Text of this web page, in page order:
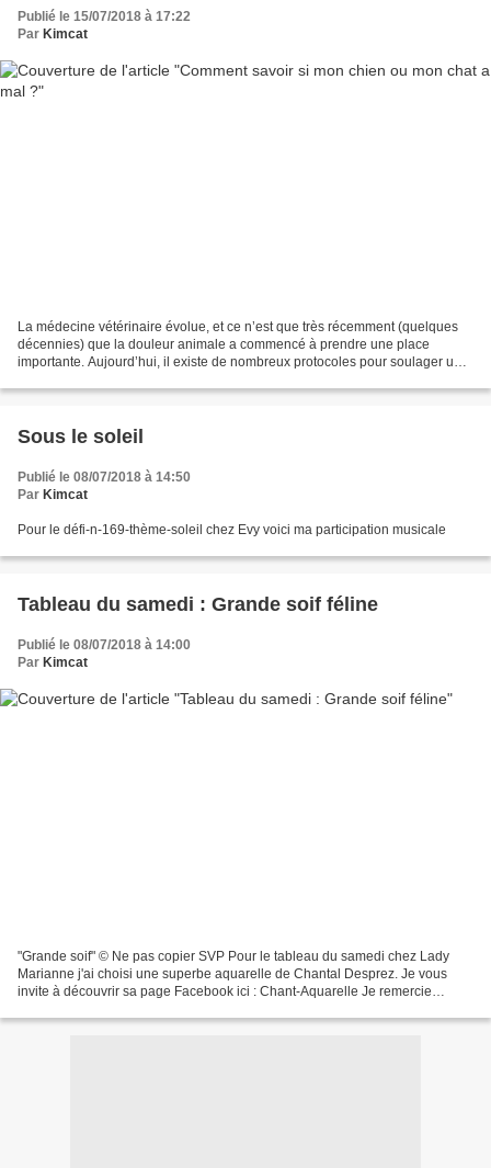
Publié le 15/07/2018 à 17:22
Par Kimcat
La médecine vétérinaire évolue, et ce n’est que très récemment (quelques
décennies) que la douleur animale a commencé à prendre une place
importante. Aujourd’hui, il existe de nombreux protocoles pour soulager un
Sous le soleil
Publié le 08/07/2018 à 14:50
Par Kimcat
Pour le défi-n-169-thème-soleil chez Evy voici ma participation musicale
Tableau du samedi : Grande soif féline
Publié le 08/07/2018 à 14:00
Par Kimcat
"Grande soif" © Ne pas copier SVP Pour le tableau du samedi chez Lady
Marianne j'ai choisi une superbe aquarelle de Chantal Desprez. Je vous
invite à découvrir sa page Facebook ici : Chant-Aquarelle Je remercie